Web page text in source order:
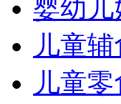
婴幼儿
儿童
儿童